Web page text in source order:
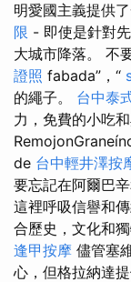
明愛國主義提供
限 - 即使是針對
大城市降落。 不
證照 fabada”，“
的繩子。 台中泰
力，免費的小吃
de 台中輕井澤按
要忘記在阿爾巴
這裡呼吸信譽和傳
合歷史，文化和
逢甲按摩 儘管塞
心，但格拉納達